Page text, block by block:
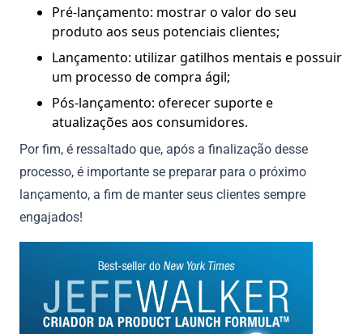
Pré-lançamento: mostrar o valor do seu
produto aos seus potenciais clientes;
Lançamento: utilizar gatilhos mentais e possuir
um processo de compra ágil;
Pós-lançamento: oferecer suporte e
atualizações aos consumidores.
Por fim, é ressaltado que, após a finalização desse
processo, é importante se preparar para o próximo
lançamento, a fim de manter seus clientes sempre
engajados!